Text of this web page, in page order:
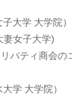
大学 大学院）
女子大学)
バティ商会の
学 大学院）